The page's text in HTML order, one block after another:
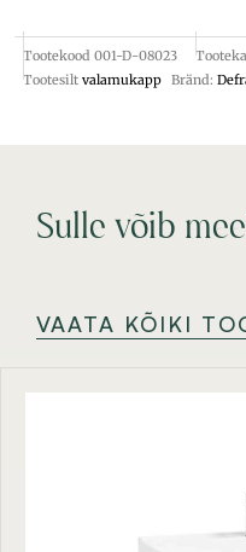
Tootekood 001-D-08023
Tootesilt valamukapp Bränd:
Sulle võib
VAATA KÕIKI